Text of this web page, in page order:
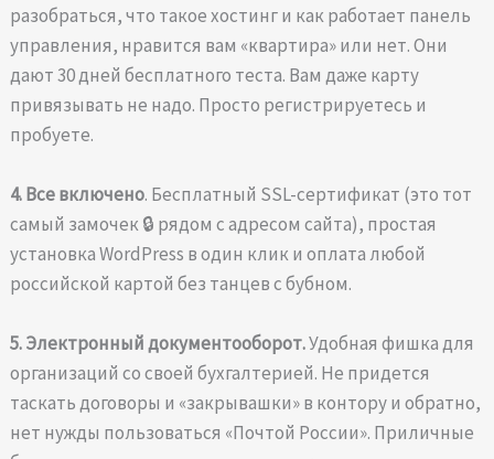
разобраться, что такое хостинг и как работает панель
управления, нравится вам «квартира» или нет. Они
дают 30 дней бесплатного теста. Вам даже карту
привязывать не надо. Просто регистрируетесь и
пробуете.
4. Все включено. Бесплатный SSL-сертификат (это тот
самый замочек 🔒 рядом с адресом сайта), простая
установка WordPress в один клик и оплата любой
российской картой без танцев с бубном.
5. Электронный документооборот.Удобная фишка для
организаций со своей бухгалтерией. Не придется
таскать договоры и «закрывашки» в контору и обратно,
нет нужды пользоваться «Почтой России». Приличные